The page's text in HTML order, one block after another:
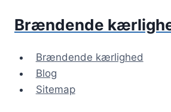
Brændende
Brændende kærlighed
Blog
Sitemap